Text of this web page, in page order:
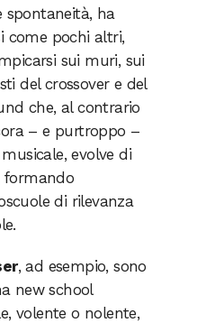
spontaneità, ha
come pochi altri,
sui muri, sui
del crossover e del
che, al contrario
– e purtroppo –
evolve di
formando
di rilevanza
, ad esempio, sono
new school
volente o nolente,